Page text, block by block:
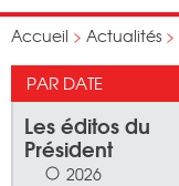
Accueil > Actualités >
PAR DATE
Les éditos du
Président
2026